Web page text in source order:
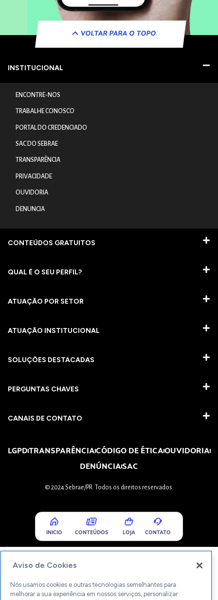
VOLTAR PARA O TOPO
INSTITUCIONAL
ENCONTRE-NOS
TRABALHE CONOSCO
PORTAL DO CREDENCIADO
SAC DO SEBRAE
TRANSPARÊNCIA
PRIVACIDADE
OUVIDORIA
DENUNCIA
CONTEÚDOS GRATUITOS
QUAL É O SEU PERFIL?
ATUAÇÃO POR SETOR
ATUAÇÃO INSTITUCIONAL
SOLUÇÕES DESTACADAS
PERGUNTAS CHAVES​
CANAIS DE CONTATO
LGPDTRANSPARÊNCIACÓDIGO DE ÉTICAOUVIDORIA
DENÚNCIASAC
© 2024 Sebrae/PR. Todos os direitos reservados.
INICIO CONTEÚDOS LOJA CONTATO
Aviso de Cookies
Nós usamos cookies e outras tecnologias semelhantes para
melhorar a sua experiência em nossos serviços, personalizar